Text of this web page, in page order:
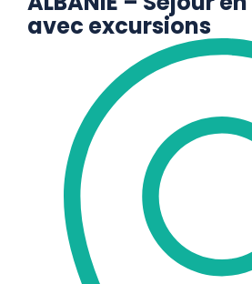
avec excursions